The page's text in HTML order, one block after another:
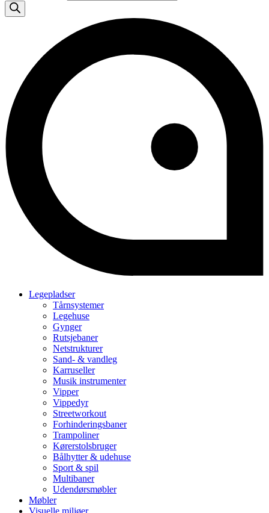
Legepladser
Tårnsystemer
Legehuse
Gynger
Rutsjebaner
Netstrukturer
Sand- & vandleg
Karruseller
Musik instrumenter
Vipper
Vippedyr
Streetworkout
Forhinderingsbaner
Trampoliner
Kørerstolsbruger
Bålhytter & udehuse
Sport & spil
Multibaner
Udendørsmøbler
Møbler